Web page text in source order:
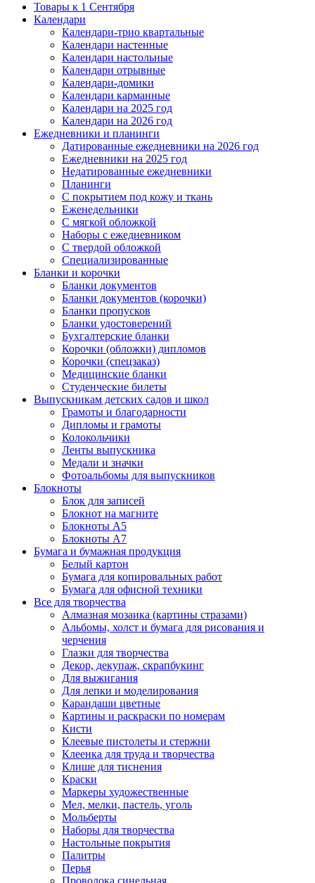
Товары к 1 Сентября
Календари
Календари-трио квартальные
Календари настенные
Календари настольные
Календари отрывные
Календари-домики
Календари карманные
Календари на 2025 год
Календари на 2026 год
Ежедневники и планинги
Датированные ежедневники на 2026 год
Ежедневники на 2025 год
Недатированные ежедневники
Планинги
С покрытием под кожу и ткань
Еженедельники
С мягкой обложкой
Наборы с ежедневником
С твердой обложкой
Специализированные
Бланки и корочки
Бланки документов
Бланки документов (корочки)
Бланки пропусков
Бланки удостоверений
Бухгалтерские бланки
Корочки (обложки) дипломов
Корочки (спецзаказ)
Медицинские бланки
Студенческие билеты
Выпускникам детских садов и школ
Грамоты и благодарности
Дипломы и грамоты
Колокольчики
Ленты выпускника
Медали и значки
Фотоальбомы для выпускников
Блокноты
Блок для записей
Блокнот на магните
Блокноты А5
Блокноты А7
Бумага и бумажная продукция
Белый картон
Бумага для копировальных работ
Бумага для офисной техники
Все для творчества
Алмазная мозаика (картины стразами)
Альбомы, холст и бумага для рисования и
черчения
Глазки для творчества
Декор, декупаж, скрапбукинг
Для выжигания
Для лепки и моделирования
Карандаши цветные
Картины и раскраски по номерам
Кисти
Клеевые пистолеты и стержни
Клеенка для труда и творчества
Клише для тиснения
Краски
Маркеры художественные
Мел, мелки, пастель, уголь
Мольберты
Наборы для творчества
Настольные покрытия
Палитры
Перья
Проволока синельная